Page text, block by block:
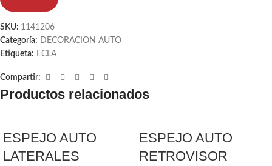
SKU: 1141206
Categoría: DECORACION AUTO
Etiqueta: ECLA
Compartir:
Productos relacionados
ESPEJO AUTO
LATERALES
ESPEJO AUTO
RETROVISOR